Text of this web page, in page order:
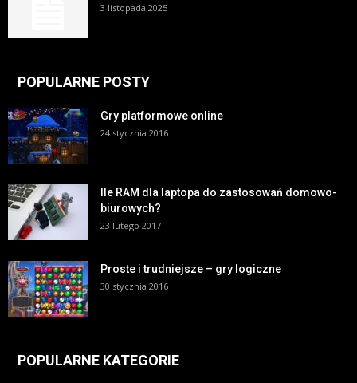
3 listopada 2025
POPULARNE POSTY
Gry platformowe online
24 stycznia 2016
Ile RAM dla laptopa do zastosowań domowo-
biurowych?
23 lutego 2017
Proste i trudniejsze – gry logiczne
30 stycznia 2016
POPULARNE KATEGORIE